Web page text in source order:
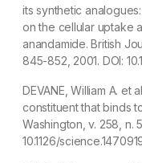
its synthetic
on the cellular uptake
anandamide.British
845-852, 2001. DOI:
DEVANE, William A. et
constituent that binds
Washington, v. 258, n.
10.1126/